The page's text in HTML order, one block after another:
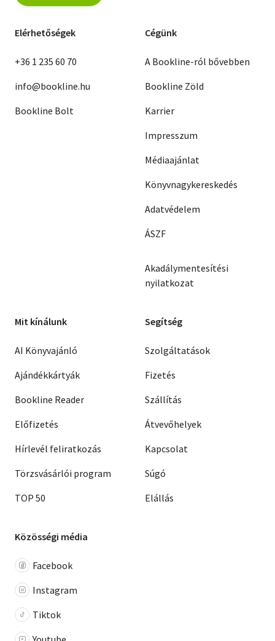
Elérhetőségek
+36 1 235 60 70
info@bookline.hu
Bookline Bolt
Cégünk
A Bookline-ról bővebben
Bookline Zöld
Karrier
Impresszum
Médiaajánlat
Könyvnagykereskedés
Adatvédelem
ÁSZF
Akadálymentesítési
nyilatkozat
Mit kínálunk
AI Könyvajánló
Ajándékkártyák
Bookline Reader
Előfizetés
Hírlevél feliratkozás
Törzsvásárlói program
TOP 50
Segítség
Szolgáltatások
Fizetés
Szállítás
Átvevőhelyek
Kapcsolat
Súgó
Elállás
Közösségi média
Facebook
Instagram
Tiktok